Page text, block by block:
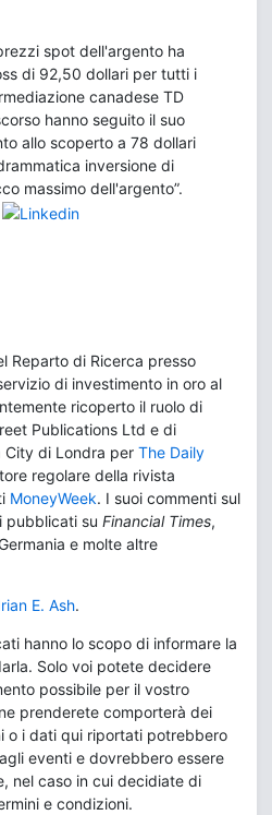
spot dell'argento ha
di 92,50 dollari per tutti i
canadese TD
hanno seguito il suo
allo scoperto a 78 dollari
inversione di
massimo dell'argento”.
Reparto di Ricerca presso
di investimento in oro al
ricoperto il ruolo di
Publications Ltd e di
City di Londra per The Daily
regolare della rivista
MoneyWeek. I suoi commenti sul
pubblicati su Financial Times,
e molte altre
E. Ash.
hanno lo scopo di informare la
Solo voi potete decidere
possibile per il vostro
prenderete comporterà dei
o i dati qui riportati potrebbero
eventi e dovrebbero essere
nel caso in cui decidiate di
e condizioni.